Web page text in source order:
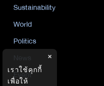
Sustainability
World
Politics
Event
×
เราใช้คุกกี้
เพื่อให้